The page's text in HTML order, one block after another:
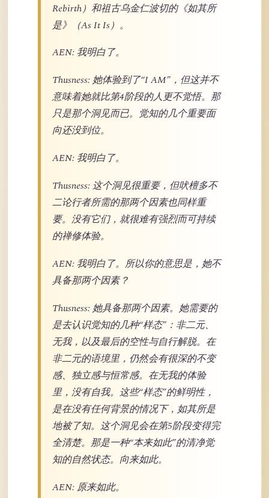
Rebirth）和祖古乌金仁波切的《如其所
是》（As It Is）。
AEN: 我明白了。
Thusness: 她体验到了“I AM”，但这并不
意味着她就比第4阶段的人更不觉悟。那
只是那个洞见而已。觉知的几个重要面
向还没到位。
AEN: 我明白了。
Thusness: 这个洞见很重要，但吠檀多不
二论行者所需的那两个因素也同样重
要。没有它们，就很难有强烈而可持续
的禅修体验。
AEN: 我明白了。所以你的意思是，她不
具备那两个因素？
Thusness: 她具备那两个因素。她需要的
是去认识觉知的几种“样态”：非二元、
无我，以及最后的空性与自行解脱。在
非二元的语境里，仍然会有很深的不变
感、独立感与恒常感。在无我的体验
里，没有自我。这些“样态”的鲜明性，
是在没有任何背景的情况下，如其所是
地被了知。这个洞见会在第5阶段变得完
全清楚。那是一种“本来如此”的清净觉
知的自然状态。向来如此。
AEN: 原来如此。